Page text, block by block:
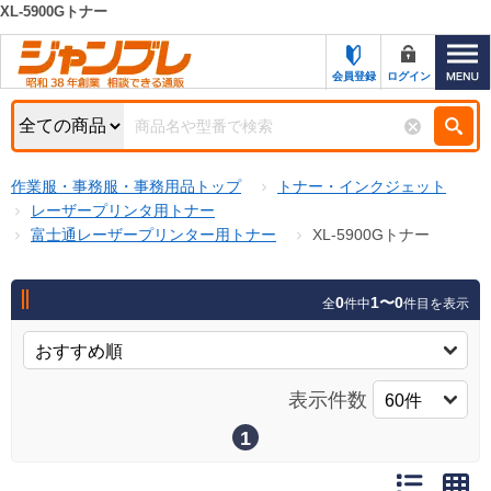
カテゴリー一覧
お知らせ
特集・キャンペーン一覧
初めての方へ
お問い合わせ
新規登録キャンペーン
キーワード検索
検索条件
商品カテゴリから選ぶ
商品ステータスで絞る
キャンペーン
XL-5900Gトナー
会員登録 ログイン
作業服・事務服・事務用品トップ
トナー・インクジェット
レーザープリンタ用トナー
富士通レーザープリンター用トナー
XL-5900Gトナー
全0件中1〜0件目を表示
表示件数
1